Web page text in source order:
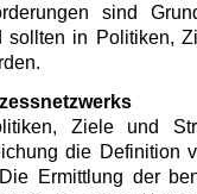
sind
sollten in Politiken,
Ziele und
die Definition
Ermittlung der